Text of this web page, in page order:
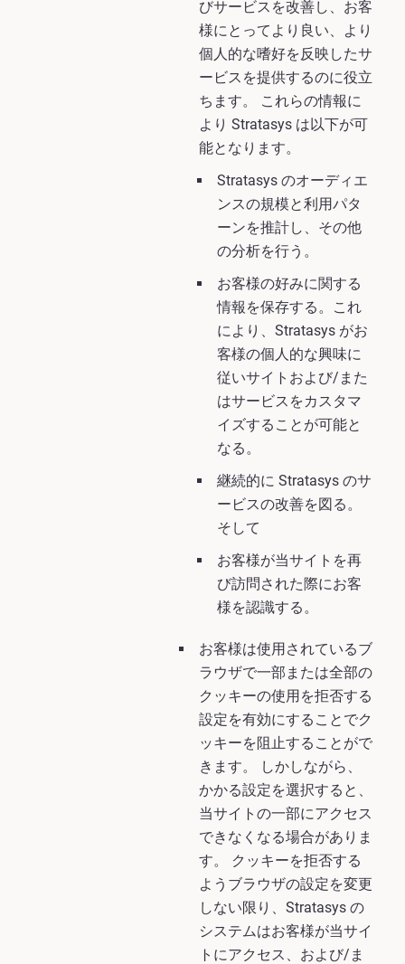
びサービスを改善し、お客
様にとってより良い、より
個人的な嗜好を反映したサ
ービスを提供するのに役立
ちます。 これらの情報に
より Stratasys は以下が可
能となります。
Stratasys のオーディエ
ンスの規模と利用パタ
ーンを推計し、その他
の分析を行う。
お客様の好みに関する
情報を保存する。これ
により、Stratasys がお
客様の個人的な興味に
従いサイトおよび/また
はサービスをカスタマ
イズすることが可能と
なる。
継続的に Stratasys のサ
ービスの改善を図る。
そして
お客様が当サイトを再
び訪問された際にお客
様を認識する。
お客様は使用されているブ
ラウザで一部または全部の
クッキーの使用を拒否する
設定を有効にすることでク
ッキーを阻止することがで
きます。 しかしながら、
かかる設定を選択すると、
当サイトの一部にアクセス
できなくなる場合がありま
す。 クッキーを拒否する
ようブラウザの設定を変更
しない限り、Stratasys の
システムはお客様が当サイ
トにアクセス、および/ま